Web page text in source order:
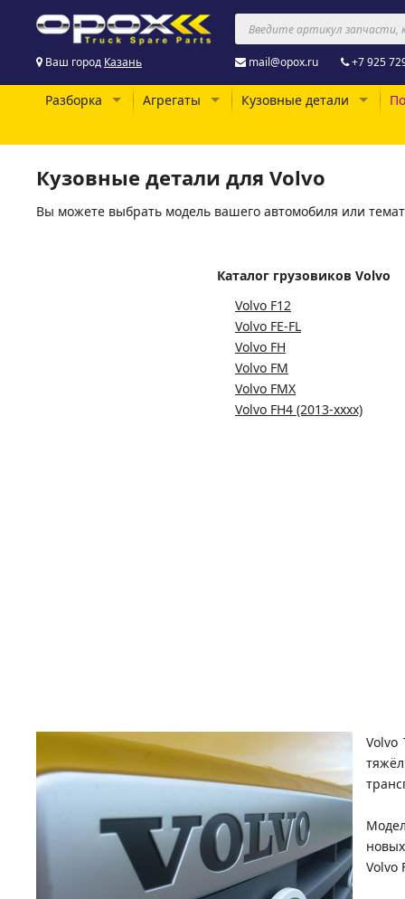
Ваш город Казань mail@opox.ru +7 925
Разборка Агрегаты Кузовные детали
Кузовные детали для Volvo
Вы можете выбрать модель вашего автомобиля или
Каталог грузовиков Volvo
Volvo F12
Volvo FE-FL
Volvo FH
Volvo FM
Volvo FMX
Volvo FH4 (2013-xxxx)
Volvo
Volvo